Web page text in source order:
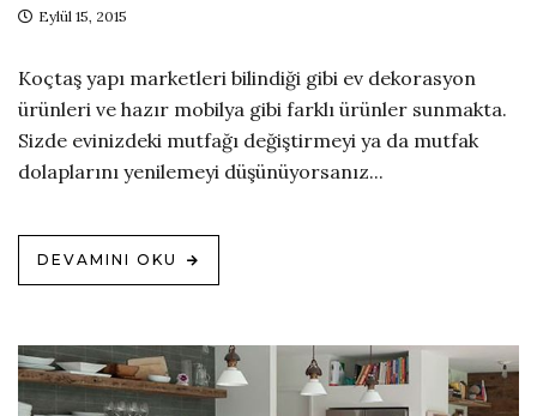
Eylül 15, 2015
Koçtaş yapı marketleri bilindiği gibi ev dekorasyon
ürünleri ve hazır mobilya gibi farklı ürünler sunmakta.
Sizde evinizdeki mutfağı değiştirmeyi ya da mutfak
dolaplarını yenilemeyi düşünüyorsanız...
DEVAMINI OKU